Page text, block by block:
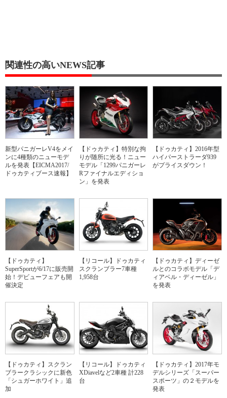
関連性の高いNEWS記事
新型パニガーレV4をメイ
ンに4種類のニューモデ
ルを発表【EICMA2017/
ドゥカティブース速報】
【ドゥカティ】特別な拘
りが随所に光る！ニュー
モデル「1299パニガーレ
Rファイナルエディショ
ン」を発表
【ドゥカティ】2016年型
ハイパーストラーダ939
がプライスダウン！
【ドゥカティ】
SuperSportが6/17に販売開
始！デビューフェアも開
催決定
【リコール】ドゥカティ
スクランブラー7車種
1,958台
【ドゥカティ】ディーゼ
ルとのコラボモデル「デ
ィアベル・ディーゼル」
を発表
【ドゥカティ】スクラン
ブラークラシックに新色
「シュガーホワイト」追
加
【リコール】ドゥカティ
XDiavelなど2車種 計228
台
【ドゥカティ】2017年モ
デルシリーズ「スーパー
スポーツ」の２モデルを
発表